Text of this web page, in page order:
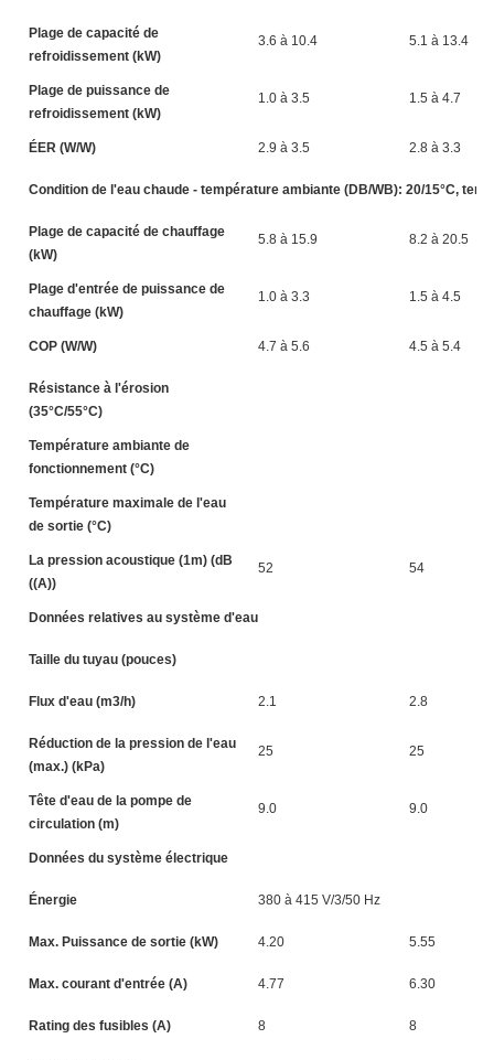
Plage de capacité de
refroidissement (kW)
3.6 à 10.4 5.1 à 13.4
Plage de puissance de
refroidissement (kW)
1.0 à 3.5 1.5 à 4.7
ÉER (W/W) 2.9 à 3.5 2.8 à 3.3
Condition de l'eau chaude - température ambiante (DB/WB): 20/15°C,
Plage de capacité de chauffage
(kW)
5.8 à 15.9 8.2 à 20.5
Plage d'entrée de puissance de
chauffage (kW)
1.0 à 3.3 1.5 à 4.5
COP (W/W) 4.7 à 5.6 4.5 à 5.4
Résistance à l'érosion
(35°C/55°C)
Température ambiante de
fonctionnement (°C)
Température maximale de l'eau
de sortie (°C)
La pression acoustique (1m) (dB
((A))
52 54
Données relatives au système d'eau
Taille du tuyau (pouces)
Flux d'eau (m3/h) 2.1 2.8
Réduction de la pression de l'eau
(max.) (kPa)
25 25
Tête d'eau de la pompe de
circulation (m)
9.0 9.0
Données du système électrique
Énergie 380 à 415 V/3/50 Hz
Max. Puissance de sortie (kW) 4.20 5.55
Max. courant d'entrée (A) 4.77 6.30
Rating des fusibles (A) 8 8